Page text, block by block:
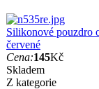
Silikonové pouzdro
červené
Cena:145Kč
Skladem
Z kategorie